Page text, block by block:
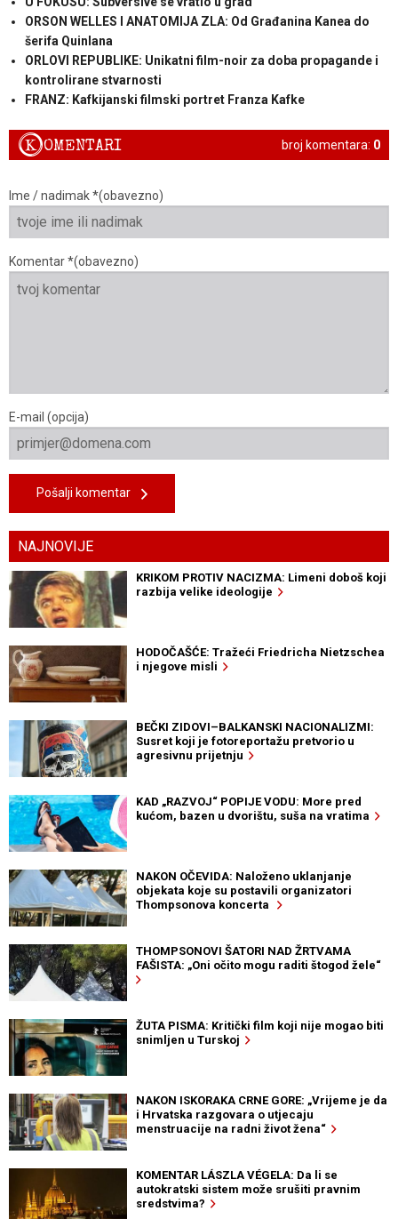
ORSON WELLES I ANATOMIJA ZLA: Od Građanina Kanea do
šerifa Quinlana
ORLOVI REPUBLIKE: Unikatni film-noir za doba propagande i
kontrolirane stvarnosti
FRANZ: Kafkijanski filmski portret Franza Kafke
broj komentara: 0
KOMENTARI
Ime / nadimak *(obavezno)
Komentar *(obavezno)
E-mail (opcija)
Pošalji komentar
NAJNOVIJE
KRIKOM PROTIV NACIZMA: Limeni doboš koji
razbija velike ideologije
HODOČAŠĆE: Tražeći Friedricha Nietzschea
i njegove misli
BEČKI ZIDOVI–BALKANSKI NACIONALIZMI:
Susret koji je fotoreportažu pretvorio u
agresivnu prijetnju
KAD „RAZVOJ“ POPIJE VODU: More pred
kućom, bazen u dvorištu, suša na vratima
NAKON OČEVIDA: Naloženo uklanjanje
objekata koje su postavili organizatori
Thompsonova koncerta
THOMPSONOVI ŠATORI NAD ŽRTVAMA
FAŠISTA: „Oni očito mogu raditi štogod žele“
ŽUTA PISMA: Kritički film koji nije mogao biti
snimljen u Turskoj
NAKON ISKORAKA CRNE GORE: „Vrijeme je da
i Hrvatska razgovara o utjecaju
menstruacije na radni život žena“
KOMENTAR LÁSZLA VÉGELA: Da li se
autokratski sistem može srušiti pravnim
sredstvima?